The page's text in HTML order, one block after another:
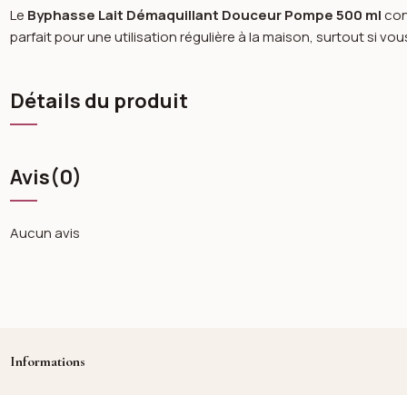
Le Byphasse Lait Démaquillant Douceur Pompe 500 ml
parfait pour une utilisation régulière à la maison, surtout si
Détails du produit
Avis(0)
Aucun avis
Informations